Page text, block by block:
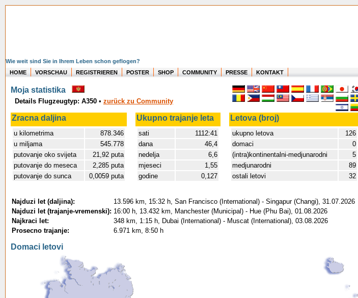
Wie weit sind Sie in Ihrem Leben schon geflogen?
HOME
VORSCHAU REGISTRIEREN POSTER SHOP COMMUNITY PRESSE KONTAKT
Moja statistika
Details Flugzeugtyp: A350 • zurück zu Community
Zracna daljina Ukupno trajanje leta Letova (broj)
u kilometrima
878.346
u miljama
545.778
putovanje oko svijeta
21,92 puta
putovanje do meseca
2,285 puta
putovanje do sunca
0,0059 puta
sati
1112:41
dana
46,4
nedelja
6,6
mjeseci
1,55
godine
0,127
ukupno letova
126
domaci
0
(intra)kontinentalni-medjunarodni
5
medjunarodni
89
ostali letovi
32
Najduzi let (daljina):
13.596 km, 15:32 h, San Francisco (International) - Singapur (Changi), 31.07.2026
Najduzi let (trajanje-vremenski): 16:00 h, 13.432 km, Manchester (Municipal) - Hue (Phu Bai), 01.08.2026
Najkraci let:
348 km, 1:15 h, Dubai (International) - Muscat (International), 03.08.2026
Prosecno trajanje:
6.971 km, 8:50 h
Domaci letovi